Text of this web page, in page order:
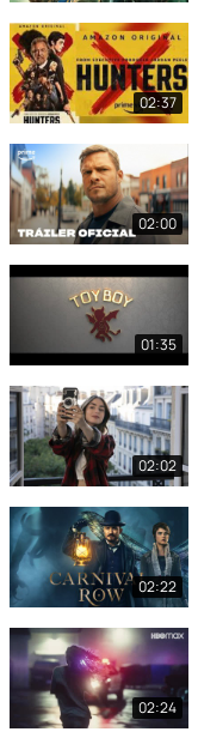
02:37
02:00
01:35
02:02
02:22
02:24